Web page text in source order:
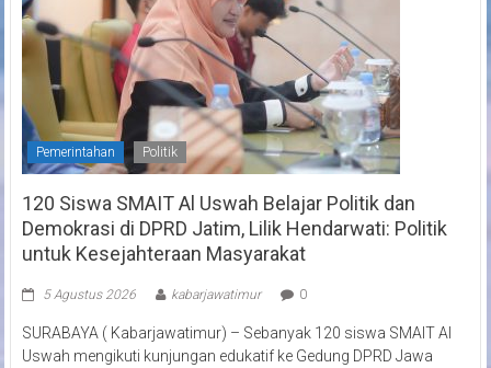
Pemerintahan Politik
120 Siswa SMAIT Al Uswah Belajar Politik dan
Demokrasi di DPRD Jatim, Lilik Hendarwati: Politik
untuk Kesejahteraan Masyarakat
5 Agustus 2026 kabarjawatimur 0
SURABAYA ( Kabarjawatimur) – Sebanyak 120 siswa SMAIT Al
Uswah mengikuti kunjungan edukatif ke Gedung DPRD Jawa